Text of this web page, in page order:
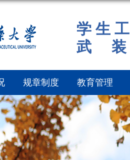
学 生
武
规章制度 教育管理